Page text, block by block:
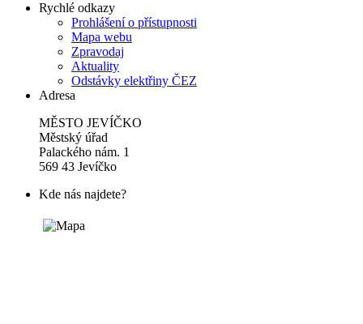
Rychlé odkazy
Prohlášení o přístupnosti
Mapa webu
Zpravodaj
Aktuality
Odstávky elektřiny ČEZ
Adresa
MĚSTO JEVÍČKO
Městský úřad
Palackého nám. 1
569 43 Jevíčko
Kde nás najdete?